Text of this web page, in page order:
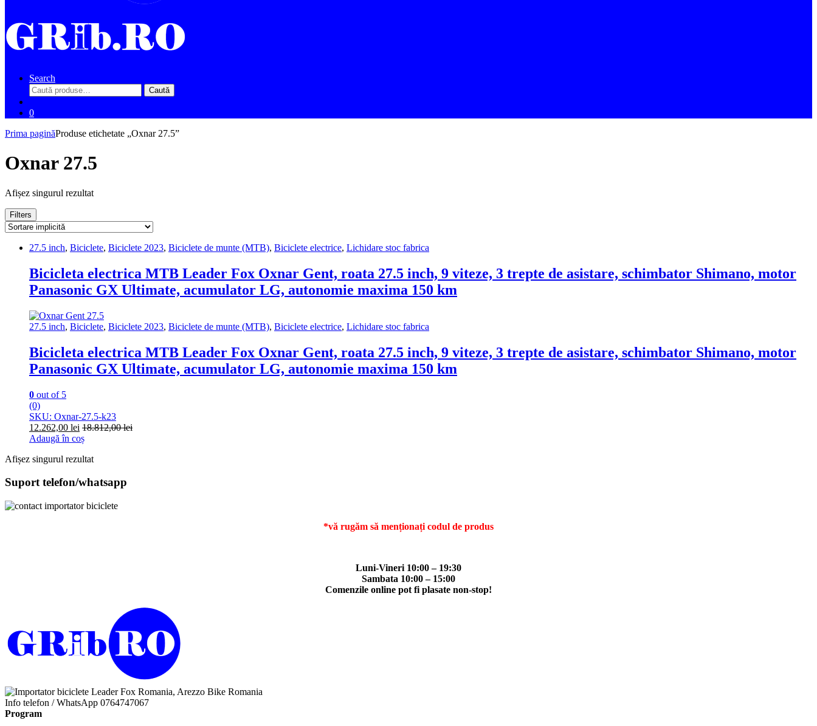
Search
Caută
după:
Caută
0
Prima paginăProduse etichetate „Oxnar 27.5”
Oxnar 27.5
Afișez singurul rezultat
Filters
27.5 inch, Biciclete, Biciclete 2023, Biciclete de munte (MTB), Biciclete electrice, Lichidare stoc fabrica
Bicicleta electrica MTB Leader Fox Oxnar Gent, roata 27.5 inch, 9 viteze, 3 trepte de asistare, schimbator Shimano, motor
Panasonic GX Ultimate, acumulator LG, autonomie maxima 150 km
27.5 inch, Biciclete, Biciclete 2023, Biciclete de munte (MTB), Biciclete electrice, Lichidare stoc fabrica
Bicicleta electrica MTB Leader Fox Oxnar Gent, roata 27.5 inch, 9 viteze, 3 trepte de asistare, schimbator Shimano, motor
Panasonic GX Ultimate, acumulator LG, autonomie maxima 150 km
0 out of 5
(0)
SKU: Oxnar-27.5-k23
12.262,00 lei 18.812,00lei
Adaugă în coș
Afișez singurul rezultat
Suport telefon/whatsapp
*vă rugăm să menționați codul de produs
Luni-Vineri 10:00 – 19:30
Sambata 10:00 – 15:00
Comenzile online pot fi plasate non-stop!
Info telefon / WhatsApp 0764747067
Program